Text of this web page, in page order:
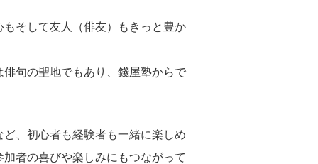
そして友人（俳友）もきっと豊か
句の聖地でもあり、錢屋塾からで
、初心者も経験者も一緒に楽しめ
者の喜びや楽しみにもつながって